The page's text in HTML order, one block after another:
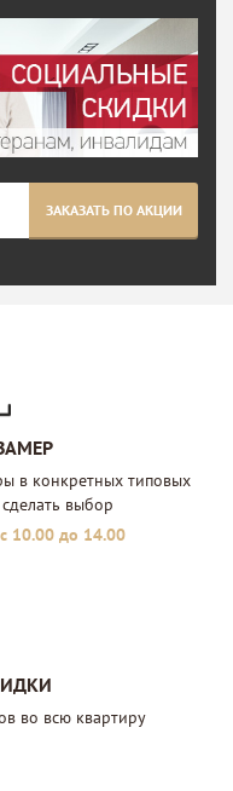
ЗАКАЗАТЬ ПО АКЦИИ
в конкретных типовых
выбор
10.00 до 14.00
во всю квартиру